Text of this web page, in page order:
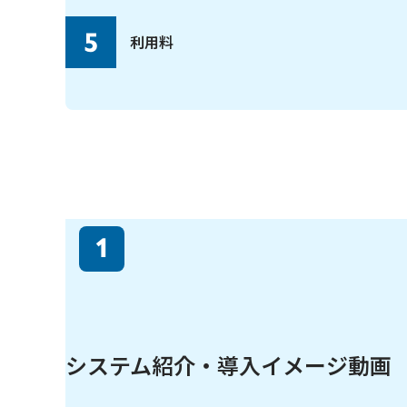
5 利用料
1
システム紹介・導入イメージ動画